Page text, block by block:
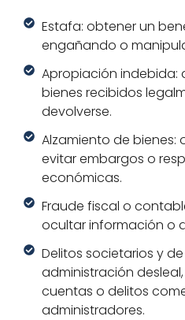
Estafa: obtener un
engañando o
Apropiación indebida:
bienes recibidos
devolverse.
Alzamiento de
evitar embargos o
económicas.
Fraude fiscal o
ocultar información o
Delitos societarios y
administración
cuentas o delitos
administradores.